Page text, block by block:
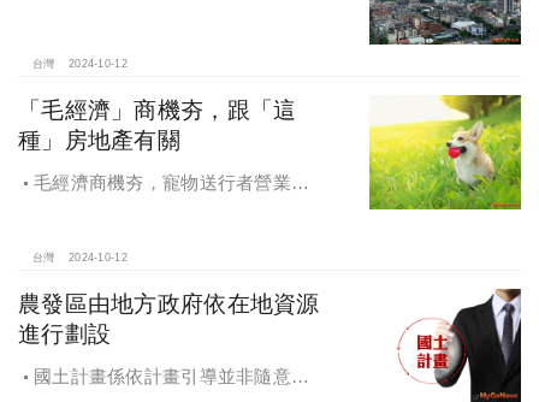
台灣 2024-10-12
「毛經濟」商機夯，跟「這
種」房地產有關
毛經濟商機夯，寵物送行者營業額
台灣 2024-10-12
農發區由地方政府依在地資源
進行劃設
國土計畫係依計畫引導並非隨意亂